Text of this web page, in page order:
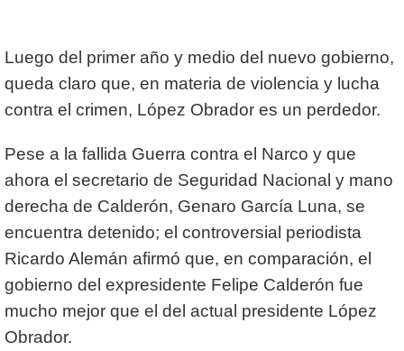
Luego del primer año y medio del nuevo gobierno,
queda claro que, en materia de violencia y lucha
contra el crimen, López Obrador es un perdedor.
Pese a la fallida Guerra contra el Narco y que
ahora el secretario de Seguridad Nacional y mano
derecha de Calderón, Genaro García Luna, se
encuentra detenido; el controversial periodista
Ricardo Alemán afirmó que, en comparación, el
gobierno del expresidente Felipe Calderón fue
mucho mejor que el del actual presidente López
Obrador.